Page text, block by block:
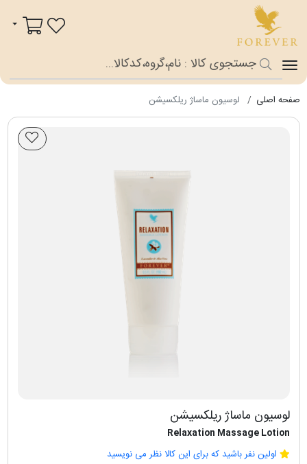
سبد خرید
صفحه اصلی لوسیون ماساژ ریلکسیشن
لوسیون ماساژ ریلکسیشن
Relaxation Massage Lotion
اولین نفر باشید که برای این کالا نظر می نویسید